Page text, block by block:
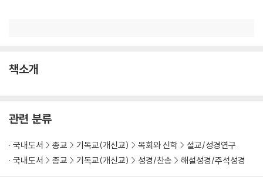
책소개
관련 분류
국내도서 종교 기독교(개신교) 목회와 신학
설교/성경연구
국내도서
종교 기독교(개신교) 성경/찬송 해설성경/주석성경